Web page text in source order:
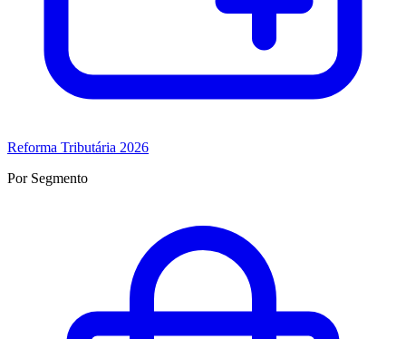
Reforma Tributária 2026
Por Segmento